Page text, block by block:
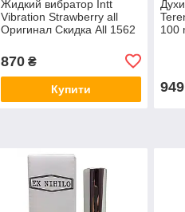
Жидкий вибратор Intt
Vibration Strawberry all
Оригинал Скидка All 1562
870₴
Купити
100
949